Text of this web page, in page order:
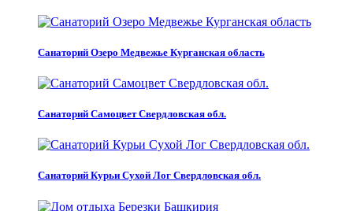
Санаторий Озеро Медвежье Курганская область
Санаторий Самоцвет Свердловская обл.
Санаторий Курьи Сухой Лог Свердловская обл.